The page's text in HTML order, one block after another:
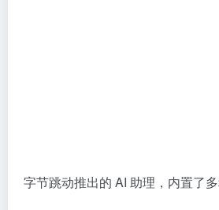
字节跳动推出的 AI 助理，内置了多